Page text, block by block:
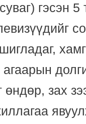
гэсэн 5
өндөр, зах